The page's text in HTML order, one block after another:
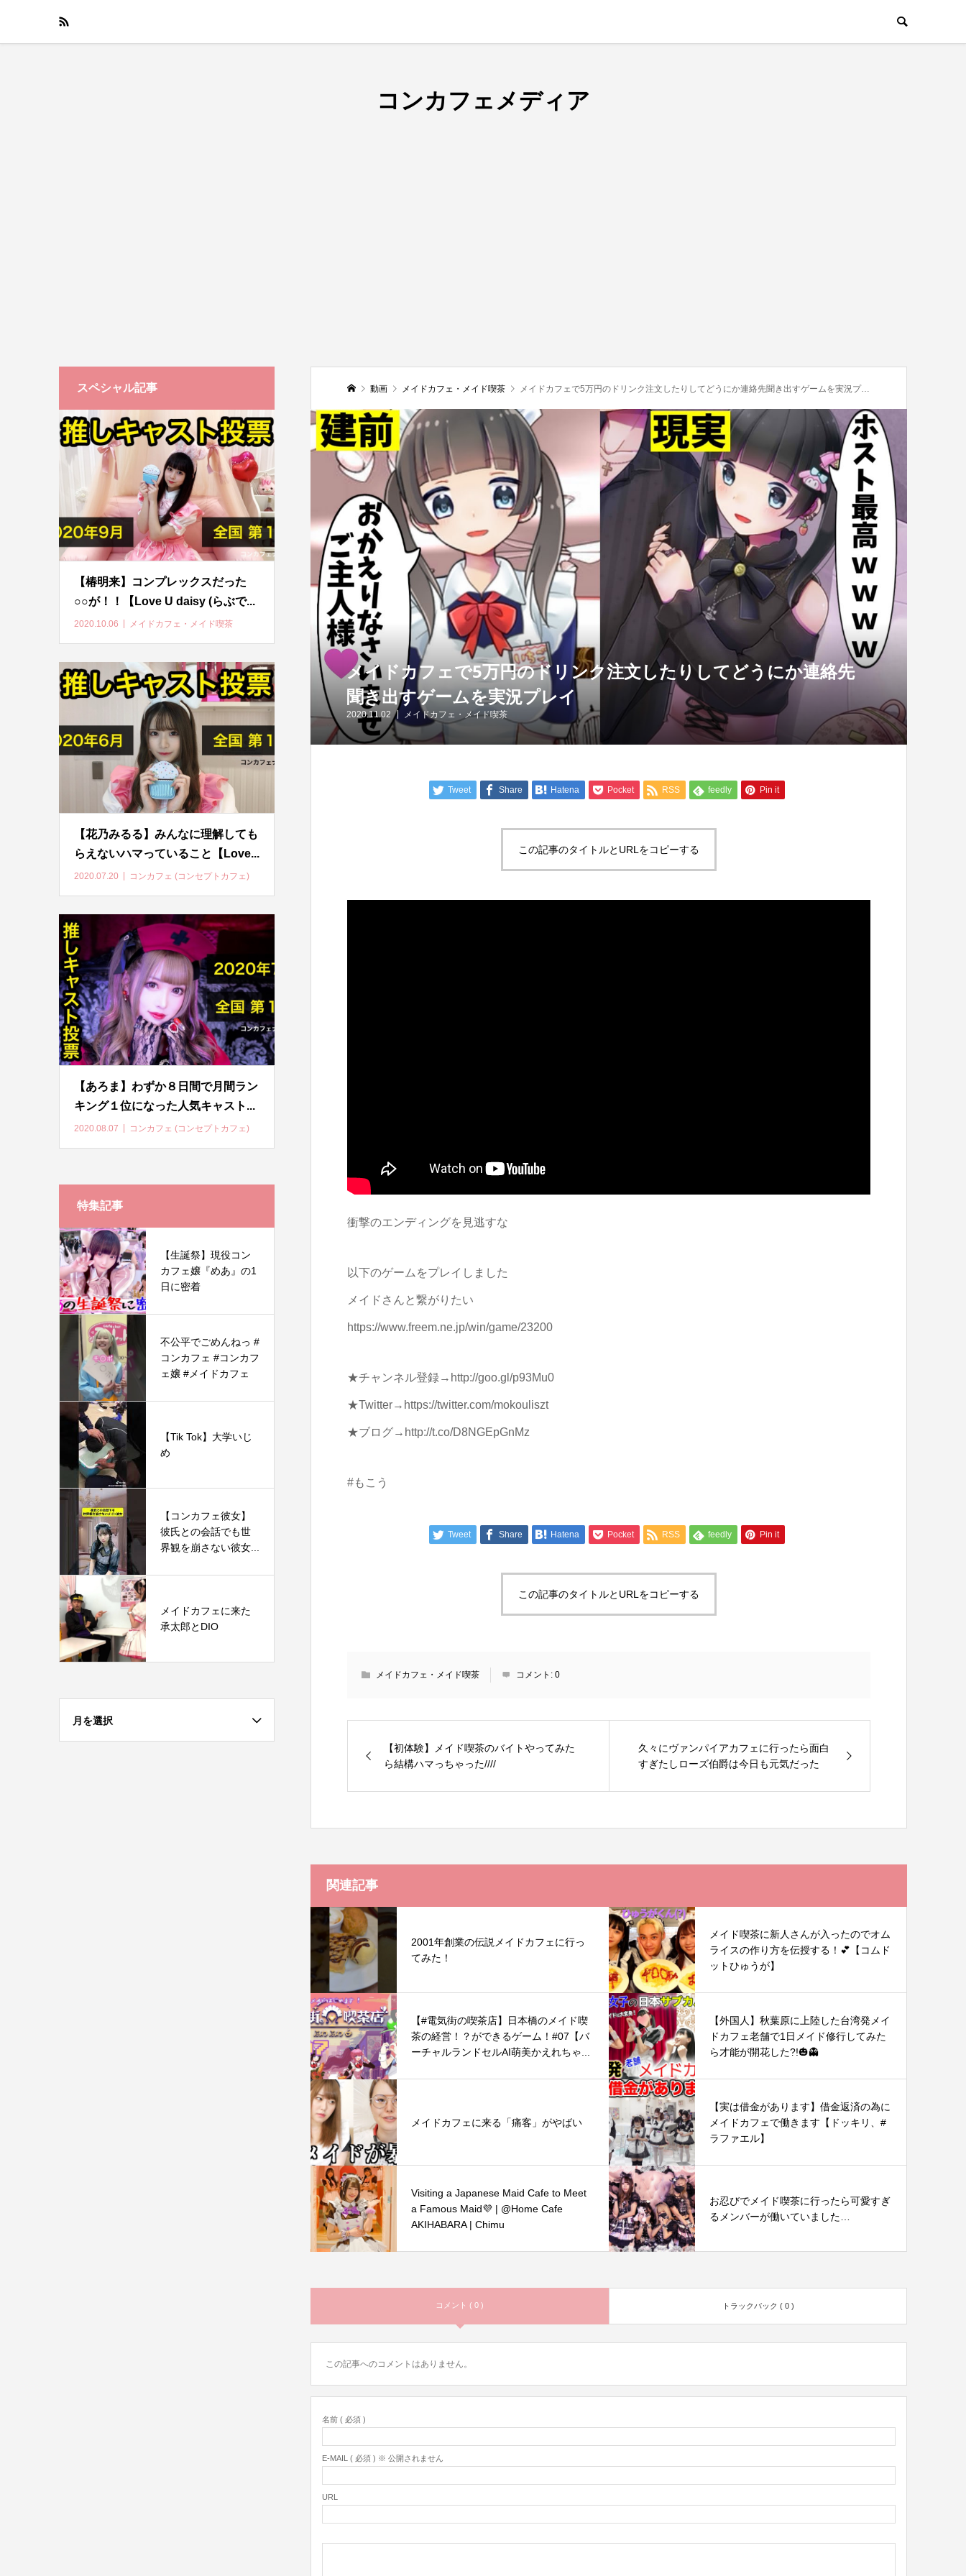
コンカフェメディア
動画 メイドカフェ・メイド喫茶 メイドカフェで5万円のドリンク注文したりしてどうにか連絡先聞き出すゲームを実況プレイ
メイドカフェで5万円のドリンク注文したりしてどうにか連絡先
聞き出すゲームを実況プレイ
2020.11.02 メイドカフェ・メイド喫茶
Tweet Share Hatena Pocket RSS feedly Pin it
この記事のタイトルとURLをコピーする
衝撃のエンディングを見逃すな
以下のゲームをプレイしました
メイドさんと繋がりたい
https://www.freem.ne.jp/win/game/23200
★チャンネル登録→http://goo.gl/p93Mu0
★Twitter→https://twitter.com/mokouliszt
★ブログ→http://t.co/D8NGEpGnMz
#もこう
Tweet Share Hatena Pocket RSS feedly Pin it
この記事のタイトルとURLをコピーする
メイドカフェ・メイド喫茶 コメント: 0
【初体験】メイド喫茶のバイトやってみた
ら結構ハマっちゃった////
久々にヴァンパイアカフェに行ったら面白
すぎたしローズ伯爵は今日も元気だった
関連記事
2001年創業の伝説メイドカフェに行っ
てみた！
メイド喫茶に新人さんが入ったのでオム
ライスの作り方を伝授する！💕【コムド
ットひゅうが】
【#電気街の喫茶店】日本橋のメイド喫
茶の経営！？ができるゲーム！#07【バ
ーチャルランドセルAI萌美かえれちゃ...
【外国人】秋葉原に上陸した台湾発メイ
ドカフェ老舗で1日メイド修行してみた
ら才能が開花した?!🎃👻
メイドカフェに来る「痛客」がやばい
【実は借金があります】借金返済の為に
メイドカフェで働きます【ドッキリ、#
ラファエル】
Visiting a Japanese Maid Cafe to Meet
a Famous Maid💜 | @Home Cafe
AKIHABARA | Chimu
お忍びでメイド喫茶に行ったら可愛すぎ
るメンバーが働いていました…
コメント ( 0 ) トラックバック ( 0 )
この記事へのコメントはありません。
名前 ( 必須 )
E-MAIL ( 必須 ) ※ 公開されません
URL
スペシャル記事
【椿明来】コンプレックスだった
○○が！！【Love U daisy (らぶで...
2020.10.06 メイドカフェ・メイド喫茶
【花乃みるる】みんなに理解しても
らえないハマっていること【Love...
2020.07.20 コンカフェ (コンセプトカフェ)
【あろま】わずか８日間で月間ラン
キング１位になった人気キャスト...
2020.08.07 コンカフェ (コンセプトカフェ)
特集記事
【生誕祭】現役コン
カフェ嬢『めあ』の1
日に密着
不公平でごめんねっ #
コンカフェ #コンカフ
ェ嬢 #メイドカフェ
【Tik Tok】大学いじ
め
【コンカフェ彼女】
彼氏との会話でも世
界観を崩さない彼女...
メイドカフェに来た
承太郎とDIO
月を選択